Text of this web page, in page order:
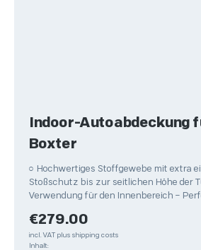
Indoor-Autoabdeckung
Boxter
○ Hochwertiges Stoffgewebe mit extra
Stoßschutz bis zur seitlichen Höhe der
Verwendung für den Innenbereich –
Regular price:
€279.00
incl. VAT plus shipping costs
Inhalt: